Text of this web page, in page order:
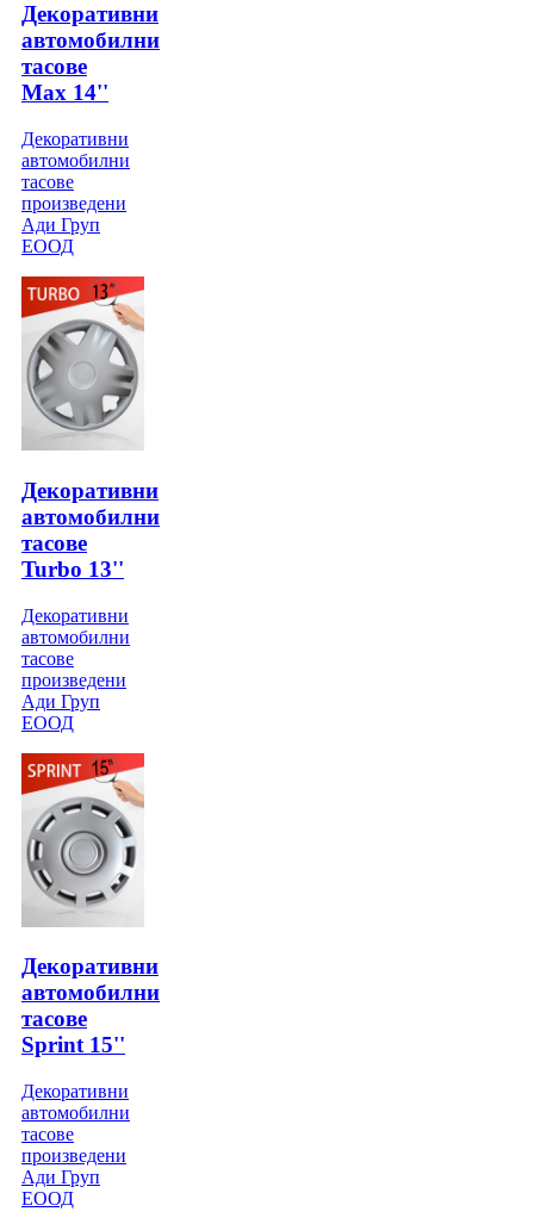
Декоративни
автомобилни
тасове
Max 14''
Декоративни
автомобилни
тасове
произведени
Ади Груп
ЕООД
Декоративни
автомобилни
тасове
Turbo 13''
Декоративни
автомобилни
тасове
произведени
Ади Груп
ЕООД
Декоративни
автомобилни
тасове
Sprint 15''
Декоративни
автомобилни
тасове
произведени
Ади Груп
ЕООД